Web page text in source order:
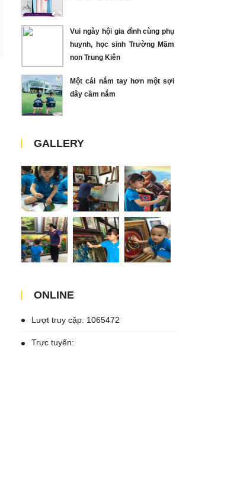
Vui ngày hội gia đình cùng phụ
huynh, học sinh Trường Mầm
non Trung Kiên
Một cái nắm tay hơn một sợi
dây cầm nắm
GALLERY
ONLINE
Lượt truy cập: 1065472
Trực tuyến: